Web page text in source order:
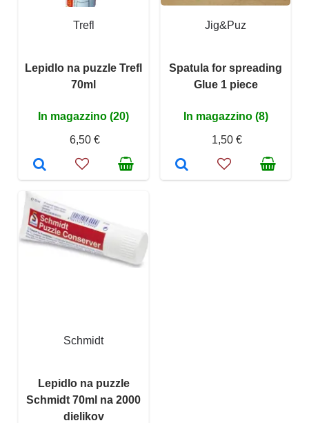
Trefl
Lepidlo na puzzle Trefl
70ml
In magazzino (20)
6,50 €
Jig&Puz
Spatula for spreading
Glue 1 piece
In magazzino (8)
1,50 €
Schmidt
Lepidlo na puzzle
Schmidt 70ml na 2000
dielikov